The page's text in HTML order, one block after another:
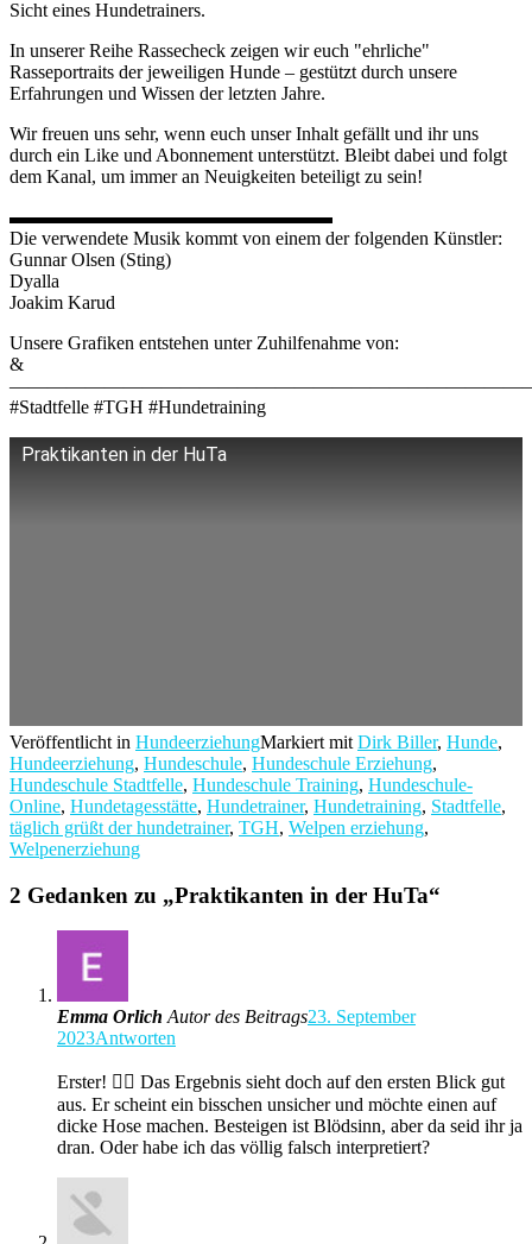
Sicht eines Hundetrainers.
In unserer Reihe Rassecheck zeigen wir euch "ehrliche"
Rasseportraits der jeweiligen Hunde – gestützt durch unsere
Erfahrungen und Wissen der letzten Jahre.
Wir freuen uns sehr, wenn euch unser Inhalt gefällt und ihr uns
durch ein Like und Abonnement unterstützt. Bleibt dabei und folgt
dem Kanal, um immer an Neuigkeiten beteiligt zu sein!
▬▬▬▬▬▬▬▬▬▬▬▬▬▬▬▬▬
Die verwendete Musik kommt von einem der folgenden Künstler:
Gunnar Olsen (Sting)
Dyalla
Joakim Karud
Unsere Grafiken entstehen unter Zuhilfenahme von:
&
#Stadtfelle #TGH #Hundetraining
Praktikanten in der HuTa
Veröffentlicht in HundeerziehungMarkiert mit Dirk Biller, Hunde,
Hundeerziehung, Hundeschule, Hundeschule Erziehung,
Hundeschule Stadtfelle, Hundeschule Training, Hundeschule-
Online, Hundetagesstätte, Hundetrainer, Hundetraining, Stadtfelle,
täglich grüßt der hundetrainer, TGH, Welpen erziehung,
Welpenerziehung
2 Gedanken zu „Praktikanten in der HuTa“
Emma Orlich Autor des Beitrags23. September
2023Antworten
Erster! ✌🏻 Das Ergebnis sieht doch auf den ersten Blick gut
aus. Er scheint ein bisschen unsicher und möchte einen auf
dicke Hose machen. Besteigen ist Blödsinn, aber da seid ihr ja
dran. Oder habe ich das völlig falsch interpretiert?